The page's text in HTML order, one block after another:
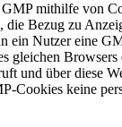
mithilfe von
die Bezug zu
ein Nutzer eine
gleichen Browsers
und über diese
Cookies keine